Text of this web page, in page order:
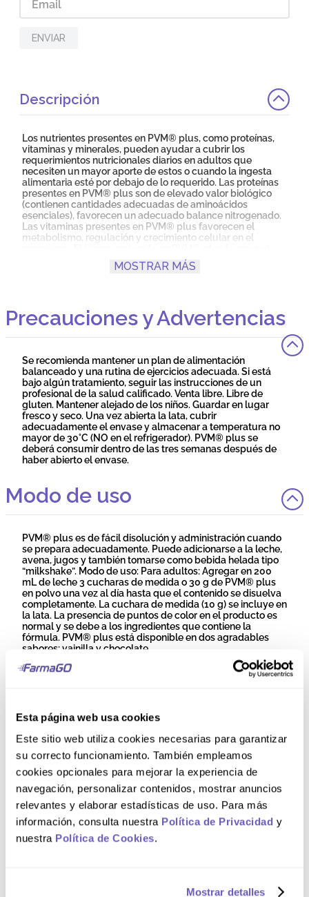
Esta página web usa cookies
Este sitio web utiliza cookies necesarias para garantizar
su correcto funcionamiento. También empleamos
cookies opcionales para mejorar la experiencia de
navegación, personalizar contenidos, mostrar anuncios
relevantes y elaborar estadísticas de uso. Para más
información, consulta nuestra Política de Privacidad y
nuestra Política de Cookies.
Mostrar detalles
ENVIAR
Descripción
Los nutrientes presentes en PVM® plus, como proteínas,
vitaminas y minerales, pueden ayudar a cubrir los
requerimientos nutricionales diarios en adultos que
necesiten un mayor aporte de estos o cuando la ingesta
alimentaria esté por debajo de lo requerido. Las proteínas
presentes en PVM® plus son de elevado valor biológico
(contienen cantidades adecuadas de aminoácidos
esenciales), favorecen un adecuado balance nitrogenado.
Las vitaminas presentes en PVM® plus favorecen el
metabolismo, regulación y crecimiento celular en el
producción de hemoglobina y el calcio favorece una
adecuada calidad ósea. Las proteínas y el HMB contenidos
muscular que se va perdiendo a través de la edad.
MOSTRAR MÁS
Precauciones y Advertencias
Se recomienda mantener un plan de alimentación
balanceado y una rutina de ejercicios adecuada. Si está
bajo algún tratamiento, seguir las instrucciones de un
profesional de la salud calificado. Venta libre. Libre de
gluten. Mantener alejado de los niños. Guardar en lugar
fresco y seco. Una vez abierta la lata, cubrir
adecuadamente el envase y almacenar a temperatura no
mayor de 30°C (NO en el refrigerador). PVM® plus se
deberá consumir dentro de las tres semanas después de
haber abierto el envase.
Modo de uso
PVM® plus es de fácil disolución y administración cuando
se prepara adecuadamente. Puede adicionarse a la leche,
avena, jugos y también tomarse como bebida helada tipo
“milkshake”. Modo de uso: Para adultos: Agregar en 200
mL de leche 3 cucharas de medida o 30 g de PVM® plus
en polvo una vez al día hasta que el contenido se disuelva
completamente. La cuchara de medida (10 g) se incluye en
la lata. La presencia de puntos de color en el producto es
normal y se debe a los ingredientes que contiene la
fórmula. PVM® plus está disponible en dos agradables
sabores: vainilla y chocolate.
PVM® Plus contiene: Leche descremada en polvo,
Maltodextrina, Cocoa natural, Fructooligosacáridos,
Premezcla de Vitaminas y Minerales (Fosfato Tribásico de
calcio, Ascorbato de sodio, Dióxido de silicio SIN 551,
Gluconato Ferroso dihidratado, Gluconato de Zinc,
Vitamina E (α-tocoferol), Nicotinamida, Vitamina D3,
Vitamina A, Pantotenato de Calcio, Vitamina B12
(Cianocobalamina), Vitamina B6 (Piridoxina clorhidrato),
Vitamina B1 (Tiamina Clorhidrato), Vitamina B2
(Riboflavina), Ácido fólico, Mezcla de tocoferoles SIN 307b),
ß-hidroxi-ß metilbutirato de Calcio (CaHMB), Saborizante
Edulcorantes: Sucralosa SIN 955 y Sacarina sódica SIN